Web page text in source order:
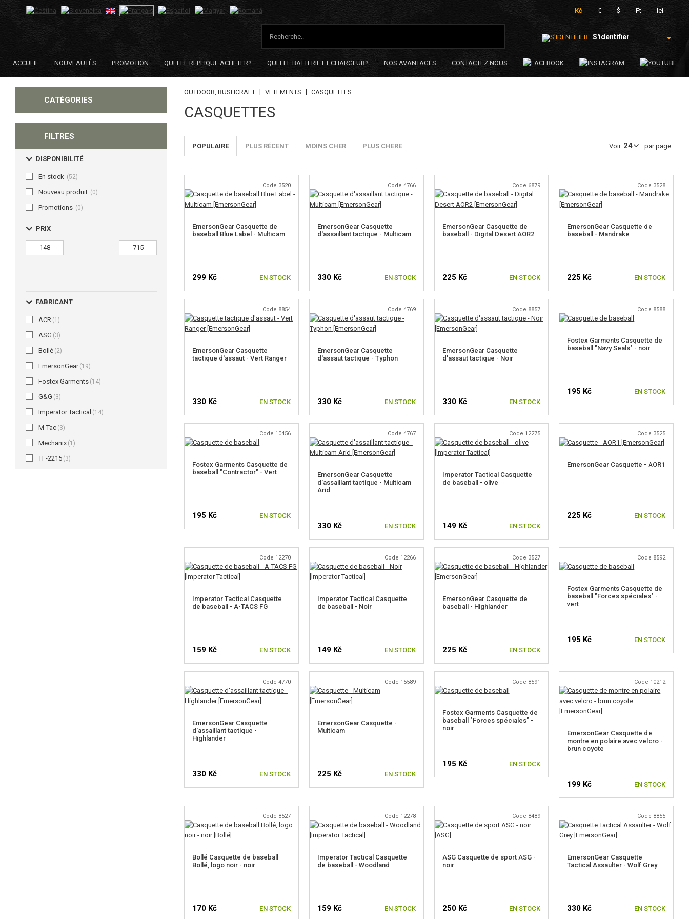
Kč € $ Ft lei
S'identifier
ACCUEIL NOUVEAUTÉS PROMOTION QUELLE REPLIQUE ACHETER? QUELLE BATTERIE ET CHARGEUR? NOS AVANTAGES CONTACTEZ NOUS
CATÉGORIES
FILTRES
DISPONIBILITÉ
En stock (52)
Nouveau produit (0)
Promotions (0)
PRIX
-
FABRICANT
ACR (1)
ASG (3)
Bollé (2)
EmersonGear (19)
Fostex Garments (14)
G&G (3)
Imperator Tactical (14)
M-Tac (3)
Mechanix (1)
TF-2215 (3)
OUTDOOR, BUSHCRAFT | VETEMENTS | CASQUETTES
CASQUETTES
Voir par page
POPULAIRE PLUS RÉCENT MOINS CHER PLUS CHERE
Code 3520
EmersonGear Casquette de
baseball Blue Label - Multicam
299 Kč EN STOCK
Code 4766
EmersonGear Casquette
d'assaillant tactique - Multicam
330 Kč EN STOCK
Code 6879
EmersonGear Casquette de
baseball - Digital Desert AOR2
225 Kč EN STOCK
Code 3528
EmersonGear Casquette de
baseball - Mandrake
225 Kč EN STOCK
Code 8854
EmersonGear Casquette
tactique d'assaut - Vert Ranger
330 Kč EN STOCK
Code 4769
EmersonGear Casquette
d'assaut tactique - Typhon
330 Kč EN STOCK
Code 8857
EmersonGear Casquette
d'assaut tactique - Noir
330 Kč EN STOCK
Code 8588
Fostex Garments Casquette de
baseball "Navy Seals" - noir
195 Kč EN STOCK
Code 10456
Fostex Garments Casquette de
baseball "Contractor" - Vert
195 Kč EN STOCK
Code 4767
EmersonGear Casquette
d'assaillant tactique - Multicam
Arid
330 Kč EN STOCK
Code 12275
Imperator Tactical Casquette
de baseball - olive
149 Kč EN STOCK
Code 3525
EmersonGear Casquette - AOR1
225 Kč EN STOCK
Code 12270
Imperator Tactical Casquette
de baseball - A-TACS FG
159 Kč EN STOCK
Code 12266
Imperator Tactical Casquette
de baseball - Noir
149 Kč EN STOCK
Code 3527
EmersonGear Casquette de
baseball - Highlander
225 Kč EN STOCK
Code 8592
Fostex Garments Casquette de
baseball "Forces spéciales" -
vert
195 Kč EN STOCK
Code 4770
EmersonGear Casquette
d'assaillant tactique -
Highlander
330 Kč EN STOCK
Code 15589
EmersonGear Casquette -
Multicam
225 Kč EN STOCK
Code 8591
Fostex Garments Casquette de
baseball "Forces spéciales" -
noir
195 Kč EN STOCK
Code 10212
EmersonGear Casquette de
montre en polaire avec velcro -
brun coyote
199 Kč EN STOCK
Code 8527
Bollé Casquette de baseball
Bollé, logo noir - noir
170 Kč EN STOCK
Code 12278
Imperator Tactical Casquette
de baseball - Woodland
159 Kč EN STOCK
Code 8489
ASG Casquette de sport ASG -
noir
250 Kč EN STOCK
Code 8855
EmersonGear Casquette
Tactical Assaulter - Wolf Grey
330 Kč EN STOCK